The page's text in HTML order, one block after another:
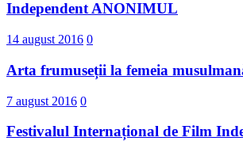
Independent ANONIMUL
14 august 2016 0
Arta frumuseții la femeia
7 august 2016 0
Festivalul Internațional de Film